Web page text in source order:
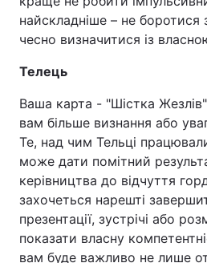
найскладніше – не боротися
чесно визначитися із
Телець
Ваша карта - "Шістка
вам більше визнання або
Те, над чим Тельці
може дати помітний
керівництва до відчуття
захочеться нарешті
презентації, зустрічі або
показати власну
вам буде важливо не лише